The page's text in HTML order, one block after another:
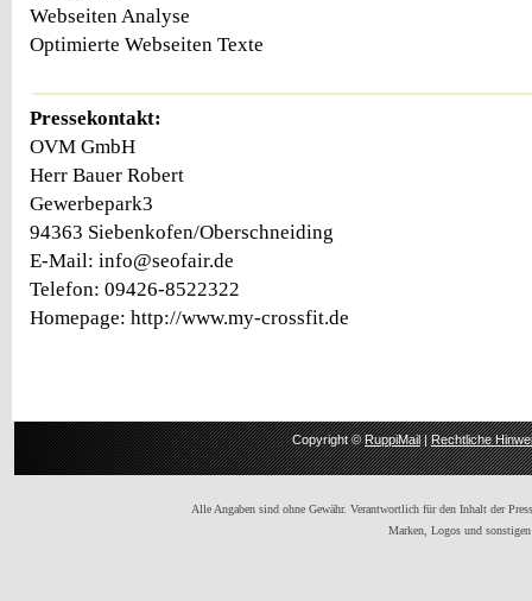
Webseiten Analyse
Optimierte Webseiten Texte
Pressekontakt:
OVM GmbH
Herr Bauer Robert
Gewerbepark3
94363 Siebenkofen/Oberschneiding
E-Mail: info@seofair.de
Telefon: 09426-8522322
Homepage: http://www.my-crossfit.de
Copyright ©RuppiMail|Rechtliche
Alle Angaben sind ohne Gewähr. Verantwortlich für den Inhalt der
Marken, Logos und